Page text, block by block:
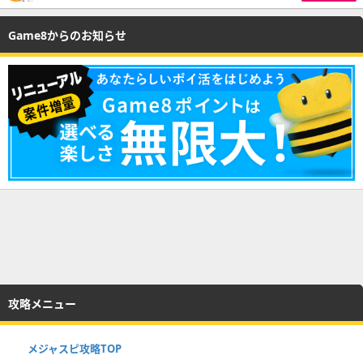
Game8からのお知らせ
攻略メニュー
メジャスピ攻略TOP